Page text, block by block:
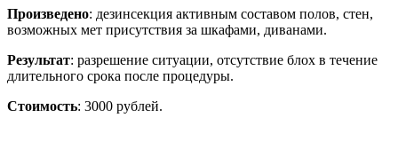
Произведено: дезинсекция активным составом полов, стен,
возможных мет присутствия за шкафами, диванами.
Результат: разрешение ситуации, отсутствие блох в течение
длительного срока после процедуры.
Стоимость: 3000 рублей.